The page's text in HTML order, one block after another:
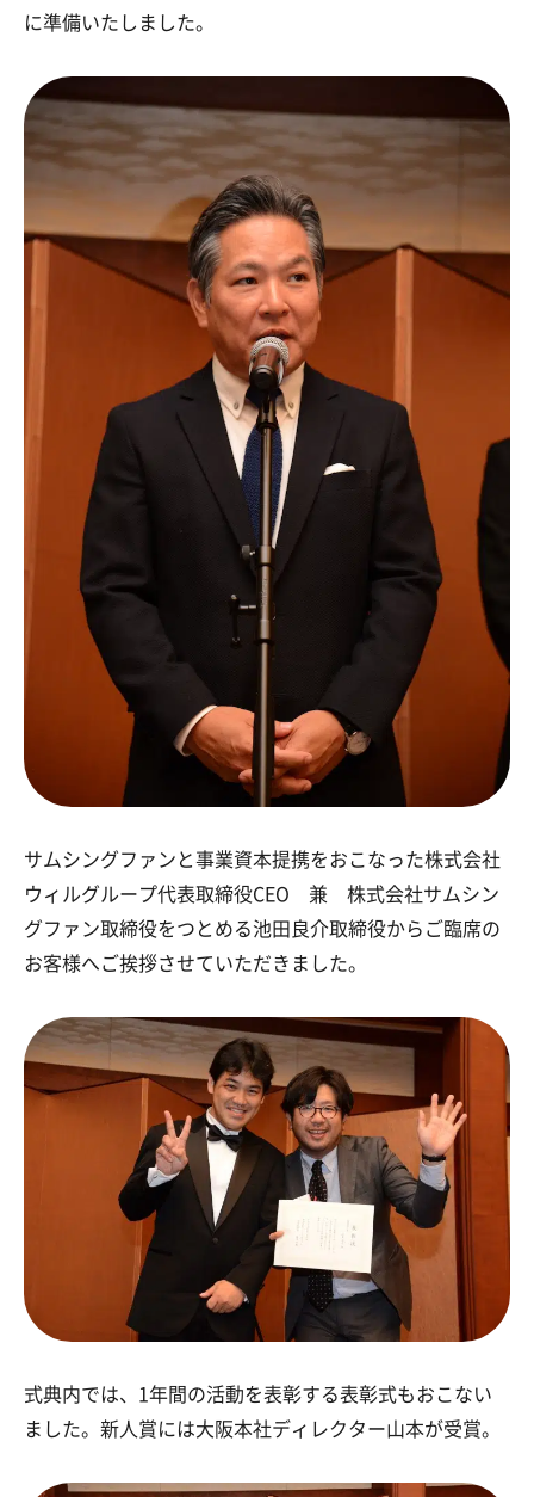
に準備いたしました。
サムシングファンと事業資本提携をおこなった株式会社
ウィルグループ代表取締役CEO 兼 株式会社サムシン
グファン取締役をつとめる池田良介取締役からご臨席の
お客様へご挨拶させていただきました。
式典内では、1年間の活動を表彰する表彰式もおこない
ました。新人賞には大阪本社ディレクター山本が受賞。